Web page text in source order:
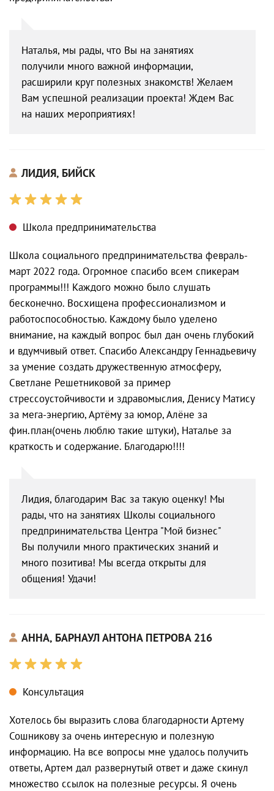
Наталья, мы рады, что Вы на занятиях
получили много важной информации,
расширили круг полезных знакомств! Желаем
Вам успешной реализации проекта! Ждем Вас
на наших мероприятиях!
ЛИДИЯ, БИЙСК
Школа предпринимательства
Школа социального предпринимательства февраль-
март 2022 года. Огромное спасибо всем спикерам
программы!!! Каждого можно было слушать
бесконечно. Восхищена профессионализмом и
работоспособностью. Каждому было уделено
внимание, на каждый вопрос был дан очень глубокий
и вдумчивый ответ. Спасибо Александру Геннадьевичу
за умение создать дружественную атмосферу,
Светлане Решетниковой за пример
стрессоустойчивости и здравомыслия, Денису Матису
за мега-энергию, Артёму за юмор, Алёне за
фин.план(очень люблю такие штуки), Наталье за
краткость и содержание. Благодарю!!!!
Лидия, благодарим Вас за такую оценку! Мы
рады, что на занятиях Школы социального
предпринимательства Центра "Мой бизнес"
Вы получили много практических знаний и
много позитива! Мы всегда открыты для
общения! Удачи!
АННА, БАРНАУЛ АНТОНА ПЕТРОВА 216
Консультация
Хотелось бы выразить слова благодарности Артему
Сошникову за очень интересную и полезную
информацию. На все вопросы мне удалось получить
ответы, Артем дал развернутый ответ и даже скинул
множество ссылок на полезные ресурсы. Я очень